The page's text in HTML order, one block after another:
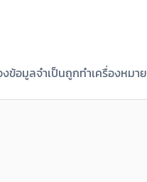
ข้อมูลจำเป็นถูกทำเครื่องหมาย